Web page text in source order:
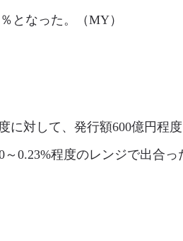
となった。（MY）
対して、発行額600億円程
0.23%程度のレンジで出合っ